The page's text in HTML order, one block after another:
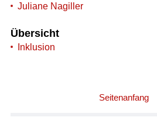
Juliane Nagiller
Übersicht
Inklusion
Seitenanfang